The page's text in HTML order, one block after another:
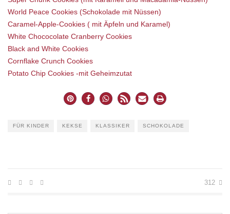
World Peace Cookies (Schokolade mit Nüssen)
Caramel-Apple-Cookies ( mit Äpfeln und Karamel)
White Chococolate Cranberry Cookies
Black and White Cookies
Cornflake Crunch Cookies
Potato Chip Cookies -mit Geheimzutat
FÜR KINDER KEKSE KLASSIKER SCHOKOLADE
312